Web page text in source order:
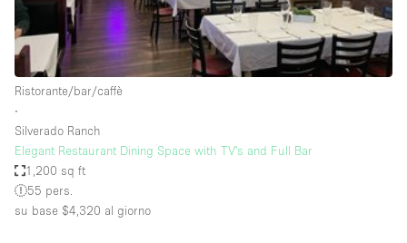
Aria condizionata
Arredamento
Ascensore
Attaccapanni
Attrezzature da ufficio
Bagni
Bagno
Ristorante/bar/caffè
∙
Silverado Ranch
Elegant Restaurant Dining Space with TV's and Full Bar
1,200 sq ft
55 pers.
su base $4,320 al giorno